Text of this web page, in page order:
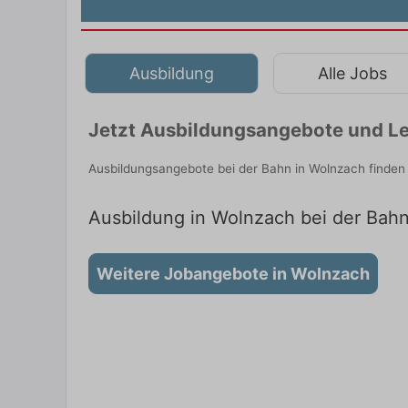
Ausbildung Alle Jobs
Jetzt Ausbildungsangebote und
Ausbildungsangebote bei der Bahn in Wolnzach
Ausbildung in Wolnzach bei der
Weitere Jobangebote in Wolnzach